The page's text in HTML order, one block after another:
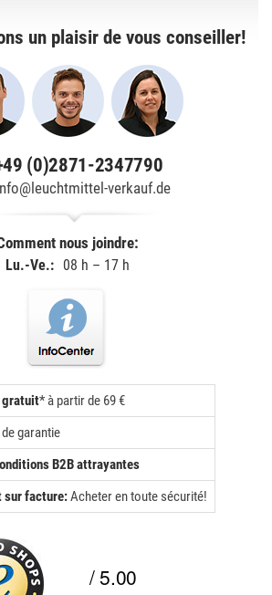
un plaisir de vous conseiller!
(0)2871-2347790
verkauf.de
nous joindre:
Lu.-Ve.: 08 h – 17 h
gratuit* à partir de 69 €
de garantie
B2B attrayantes
sur facture:Acheter en toute sécurité!
/ 5.00